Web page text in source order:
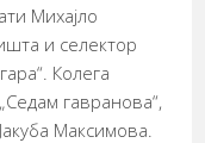
Михајло
и селектор
Колега
гавранова“,
Максимова.